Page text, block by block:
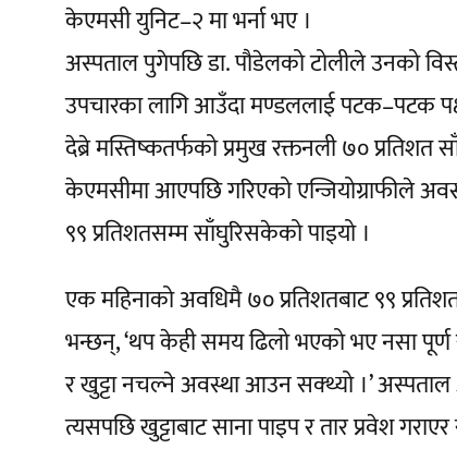
केएमसी युनिट–२ मा भर्ना भए ।
अस्पताल पुगेपछि डा. पौडेलको टोलीले उनको
उपचारका लागि आउँदा मण्डललाई पटक–पटक
देब्रे मस्तिष्कतर्फको प्रमुख रक्तनली ७०
केएमसीमा आएपछि गरिएको एन्जियोग्राफीले
९९ प्रतिशतसम्म साँघुरिसकेको पाइयो ।
एक महिनाको अवधिमै ७० प्रतिशतबाट ९९
भन्छन्, ‘थप केही समय ढिलो भएको भए नसा पूर्ण
र खुट्टा नचल्ने अवस्था आउन सक्थ्यो ।’ अस्पताल
त्यसपछि खुट्टाबाट साना पाइप र तार प्रवेश